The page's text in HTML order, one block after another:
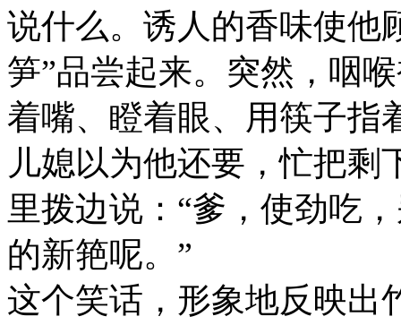
说什么。诱人的香味使他
笋”品尝起来。突然，咽
着嘴、瞪着眼、用筷子指
儿媳以为他还要，忙把剩
里拨边说：“爹，使劲吃
的新筢呢。”
这个笑话，形象地反映出